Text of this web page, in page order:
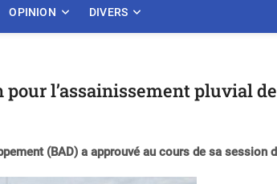
OPINION DIVERS
l’assainissement pluvial
(BAD) a approuvé au cours de sa session